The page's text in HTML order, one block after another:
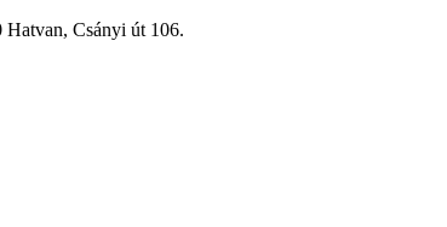
Csányi út 106.